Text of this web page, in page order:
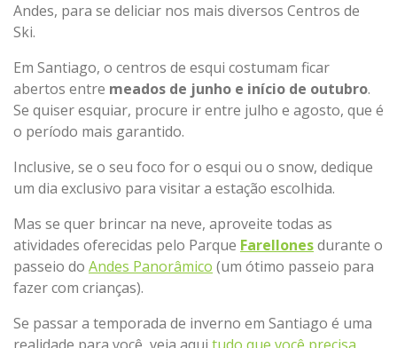
Andes, para se deliciar nos mais diversos Centros de
Ski.
Em Santiago, o centros de esqui costumam ficar
abertos entre meados de junho e início de outubro.
Se quiser esquiar, procure ir entre julho e agosto, que é
o período mais garantido.
Inclusive, se o seu foco for o esqui ou o snow, dedique
um dia exclusivo para visitar a estação escolhida.
Mas se quer brincar na neve, aproveite todas as
atividades oferecidas pelo Parque Farellonesdurante o
passeio do Andes Panorâmico (um ótimo passeio para
fazer com crianças).
Se passar a temporada de inverno em Santiago é uma